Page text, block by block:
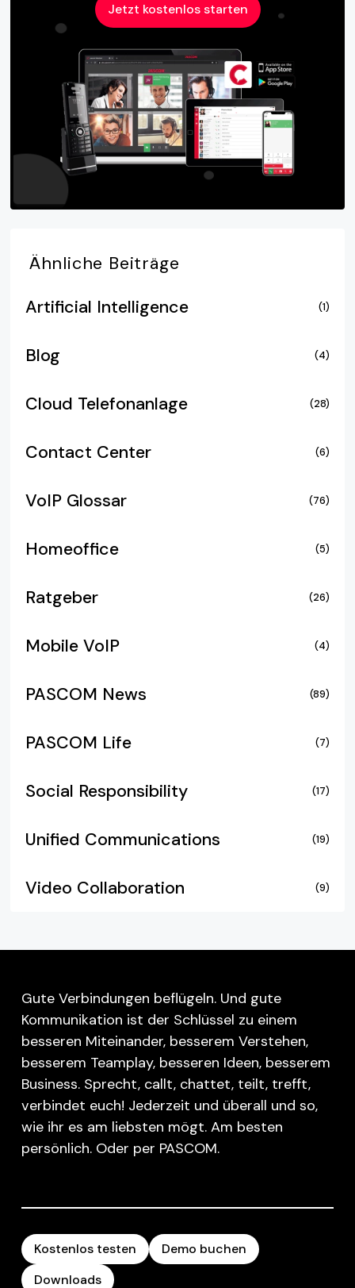
Jetzt kostenlos starten
Ähnliche Beiträge
Artificial Intelligence
(1)
Blog (4)
Cloud Telefonanlage (28)
Contact Center (6)
VoIP Glossar (76)
Homeoffice (5)
Ratgeber (26)
Mobile VoIP (4)
PASCOM News (89)
PASCOM Life (7)
Social Responsibility (17)
Unified Communications (19)
Video Collaboration (9)
Gute Verbindungen beflügeln. Und gute
Kommunikation ist der Schlüssel zu einem
besseren Miteinander, besserem Verstehen,
besserem Teamplay, besseren Ideen, besserem
Business. Sprecht, callt, chattet, teilt, trefft,
verbindet euch! Jederzeit und überall und so,
wie ihr es am liebsten mögt. Am besten
persönlich. Oder per PASCOM.
Kostenlos testen
Demo buchen
Downloads